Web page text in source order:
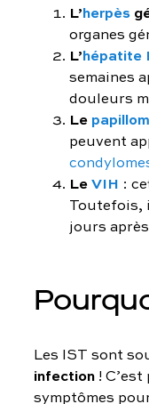
L’herpès
organes
L’hépatite
semaines
douleurs
Le
peuvent
LeVIH :
Toutefois,
jours
Les IST sont
infection !
symptômes